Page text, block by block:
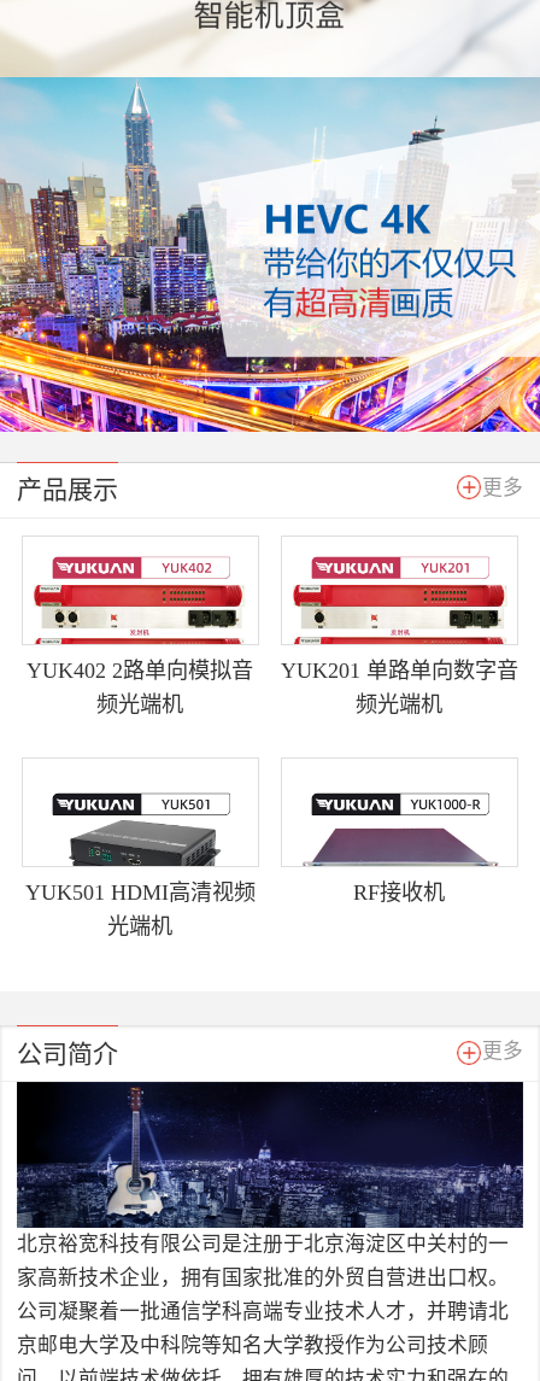
产品展示 更多
YUK402 2路单向模拟音
频光端机
YUK201 单路单向数字音
频光端机
YUK501 HDMI高清视频
光端机
RF接收机
公司简介 更多
北京裕宽科技有限公司是注册于北京海淀区中关村的一
家高新技术企业，拥有国家批准的外贸自营进出口权。
公司凝聚着一批通信学科高端专业技术人才，并聘请北
京邮电大学及中科院等知名大学教授作为公司技术顾